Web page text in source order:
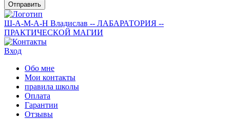
Отправить
Ш-А-М-А-Н Владислав -- ЛАБАРАТОРИЯ --
ПРАКТИЧЕСКОЙ МАГИИ
Вход
Обо мне
Мои контакты
правила школы
Оплата
Гарантии
Отзывы